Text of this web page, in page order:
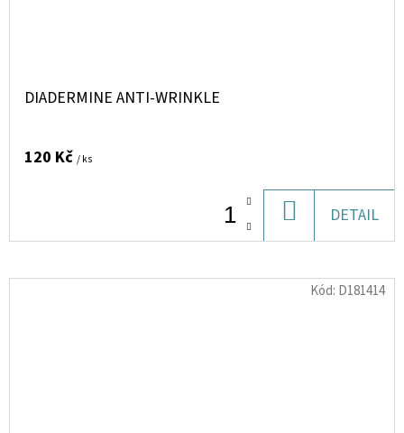
DIADERMINE ANTI-WRINKLE
120 Kč / ks
KOŠÍKU
DETAIL
Kód: D181414